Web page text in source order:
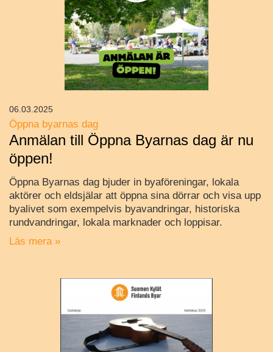
Öppna byarnas dag
Anmälan till Öppna Byarnas dag är nu
öppen!
Öppna Byarnas dag bjuder in byaföreningar, lokala
aktörer och eldsjälar att öppna sina dörrar och visa upp
byalivet som exempelvis byavandringar, historiska
rundvandringar, lokala marknader och loppisar.
Läs mera »
06.03.2025